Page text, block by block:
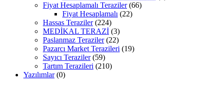
Fiyat Hesaplamalı Teraziler (66)
Fiyat Hesaplamalı (22)
Hassas Teraziler (224)
MEDİKAL TERAZİ (3)
Paslanmaz Teraziler (22)
Pazarcı Market Terazileri (19)
Sayıcı Teraziler (59)
Tartım Terazileri (210)
Yazılımlar (0)